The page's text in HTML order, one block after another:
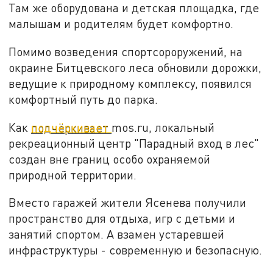
Там же оборудована и детская площадка, где
малышам и родителям будет комфортно.
Помимо возведения спортсороружений, на
окраине Битцевского леса обновили дорожки,
ведущие к природному комплексу, появился
комфортный путь до парка.
Как подчёркивает mos.ru, локальный
рекреационный центр "Парадный вход в лес"
создан вне границ особо охраняемой
природной территории.
Вместо гаражей жители Ясенева получили
пространство для отдыха, игр с детьми и
занятий спортом. А взамен устаревшей
инфраструктуры - современную и безопасную.